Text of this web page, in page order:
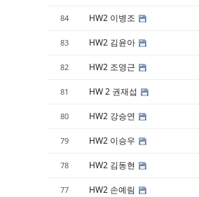
84 HW2 이병조
83 HW2 김윤아
82 HW2 조영근
81 HW 2 권재섭
80 HW2 강승연
79 HW2 이승우
78 HW2 김동현
77 HW2 손예림